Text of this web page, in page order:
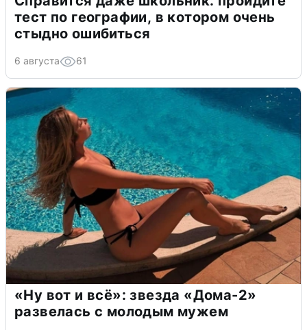
тест по географии, в котором очень
стыдно ошибиться
6 августа 61
«Ну вот и всё»: звезда «Дома-2»
развелась с молодым мужем